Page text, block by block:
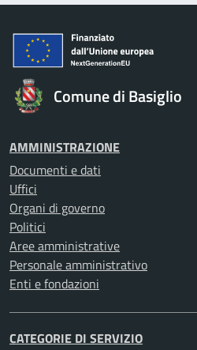
Comune di Basiglio
AMMINISTRAZIONE
Documenti e dati
Uffici
Organi di governo
Politici
Aree amministrative
Personale amministrativo
Enti e fondazioni
CATEGORIE DI SERVIZIO